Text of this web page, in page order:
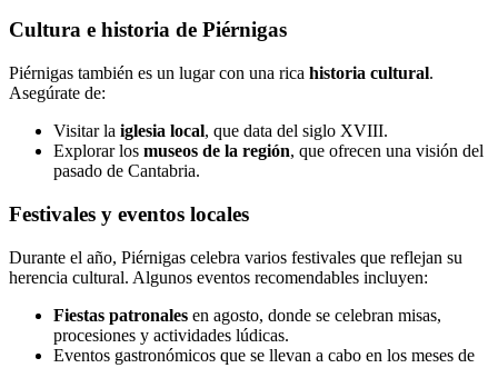
Cultura e historia de Piérnigas
Piérnigas también es un lugar con una rica historia cultural.
Asegúrate de:
Visitar la iglesia local, que data del siglo XVIII.
Explorar los museos de la región, que ofrecen una visión del
pasado de Cantabria.
Festivales y eventos locales
Durante el año, Piérnigas celebra varios festivales que reflejan su
herencia cultural. Algunos eventos recomendables incluyen:
Fiestas patronales en agosto, donde se celebran misas,
procesiones y actividades lúdicas.
Eventos gastronómicos que se llevan a cabo en los meses de